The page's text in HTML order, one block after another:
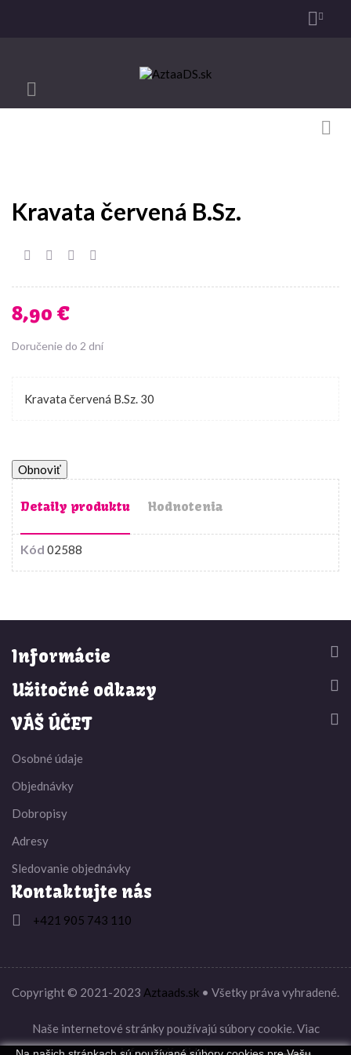

Toggle
☰

Kravata červená B.Sz.
8,90 €
Doručenie do 2 dní
Kravata červená B.Sz. 30
Detaily produktu Hodnotenia
Kód 02588
Informácie 

Užitočné odkazy 

VÁŠ ÚČET 

Osobné údaje
Objednávky
Dobropisy
Adresy
Sledovanie objednávky
Kontaktujte nás
 +421 905 743 110
Copyright © 2021-2023 Aztaads.sk • Všetky práva vyhradené.
Naše internetové stránky používajú súbory cookie. Viac